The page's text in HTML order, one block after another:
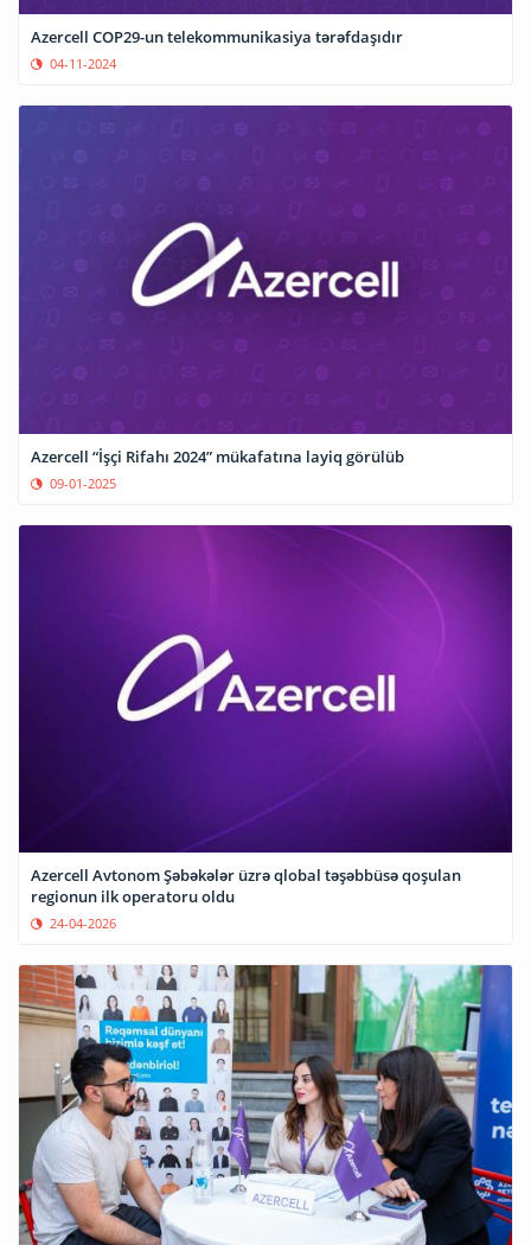
Azercell COP29-un telekommunikasiya tərəfdaşıdır
04-11-2024
Azercell “İşçi Rifahı 2024” mükafatına layiq görülüb
09-01-2025
Azercell Avtonom Şəbəkələr üzrə qlobal təşəbbüsə qoşulan
regionun ilk operatoru oldu
24-04-2026